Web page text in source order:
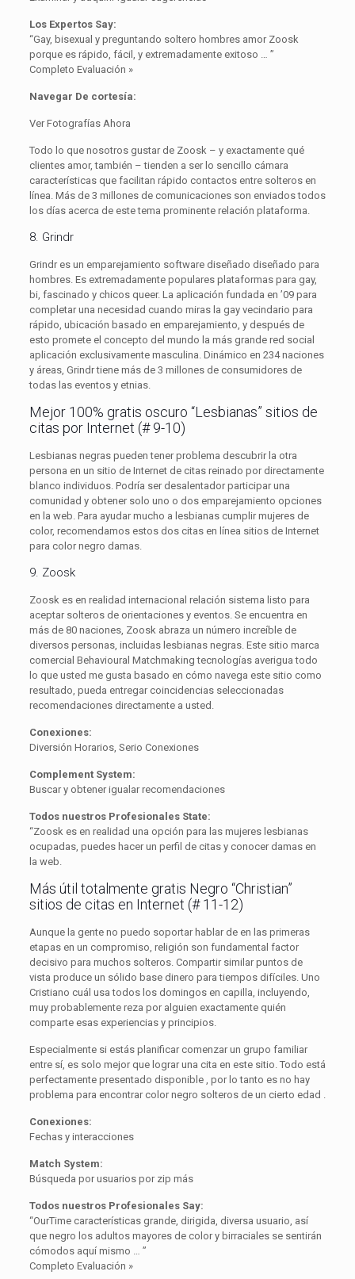
Los Expertos Say:
“Gay, bisexual y preguntando soltero hombres amor Zoosk
porque es rápido, fácil, y extremadamente exitoso … ”
Completo Evaluación »
Navegar De cortesía:
Ver Fotografías Ahora
Todo lo que nosotros gustar de Zoosk – y exactamente qué
clientes amor, también – tienden a ser lo sencillo cámara
características que facilitan rápido contactos entre solteros en
línea. Más de 3 millones de comunicaciones son enviados todos
los días acerca de este tema prominente relación plataforma.
8. Grindr
Grindr es un emparejamiento software diseñado diseñado para
hombres. Es extremadamente populares plataformas para gay,
bi, fascinado y chicos queer. La aplicación fundada en ’09 para
completar una necesidad cuando miras la gay vecindario para
rápido, ubicación basado en emparejamiento, y después de
esto promete el concepto del mundo la más grande red social
aplicación exclusivamente masculina. Dinámico en 234 naciones
y áreas, Grindr tiene más de 3 millones de consumidores de
todas las eventos y etnias.
Mejor 100% gratis oscuro “Lesbianas” sitios de
citas por Internet (# 9-10)
Lesbianas negras pueden tener problema descubrir la otra
persona en un sitio de Internet de citas reinado por directamente
blanco individuos. Podría ser desalentador participar una
comunidad y obtener solo uno o dos emparejamiento opciones
en la web. Para ayudar mucho a lesbianas cumplir mujeres de
color, recomendamos estos dos citas en línea sitios de Internet
para color negro damas.
9. Zoosk
Zoosk es en realidad internacional relación sistema listo para
aceptar solteros de orientaciones y eventos. Se encuentra en
más de 80 naciones, Zoosk abraza un número increíble de
diversos personas, incluidas lesbianas negras. Este sitio marca
comercial Behavioural Matchmaking tecnologías averigua todo
lo que usted me gusta basado en cómo navega este sitio como
resultado, pueda entregar coincidencias seleccionadas
recomendaciones directamente a usted.
Conexiones:
Diversión Horarios, Serio Conexiones
Complement System:
Buscar y obtener igualar recomendaciones
Todos nuestros Profesionales State:
“Zoosk es en realidad una opción para las mujeres lesbianas
ocupadas, puedes hacer un perfil de citas y conocer damas en
la web.
Más útil totalmente gratis Negro “Christian”
sitios de citas en Internet (# 11-12)
Aunque la gente no puedo soportar hablar de en las primeras
etapas en un compromiso, religión son fundamental factor
decisivo para muchos solteros. Compartir similar puntos de
vista produce un sólido base dinero para tiempos difíciles. Uno
Cristiano cuál usa todos los domingos en capilla, incluyendo,
muy probablemente reza por alguien exactamente quién
comparte esas experiencias y principios.
Especialmente si estás planificar comenzar un grupo familiar
entre sí, es solo mejor que lograr una cita en este sitio. Todo está
perfectamente presentado disponible , por lo tanto es no hay
problema para encontrar color negro solteros de un cierto edad .
Conexiones:
Fechas y interacciones
Match System:
Búsqueda por usuarios por zip más
Todos nuestros Profesionales Say:
“OurTime características grande, dirigida, diversa usuario, así
que negro los adultos mayores de color y birraciales se sentirán
cómodos aquí mismo … ”
Completo Evaluación »